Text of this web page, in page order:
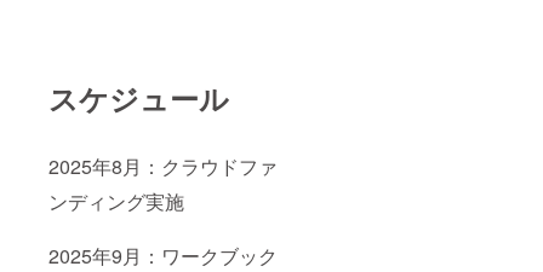
スケジュール
2025年8月：クラウドファ
ンディング実施
2025年9月：ワークブック